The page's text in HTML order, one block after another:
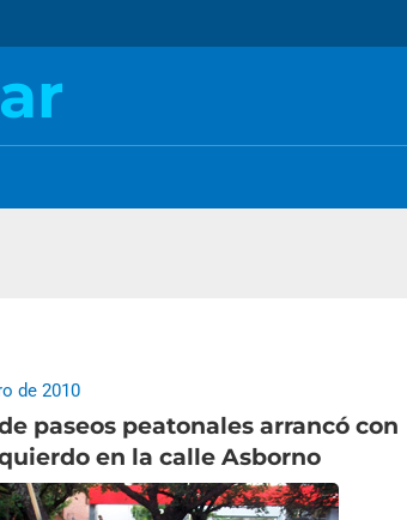
paseos peatonales arrancó con
en la calle Asborno
de 2010